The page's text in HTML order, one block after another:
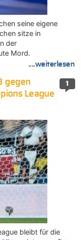
seine eigene
sitze in
der
Mord.
....weiterlesen
1
gegen
League
bleibt für die